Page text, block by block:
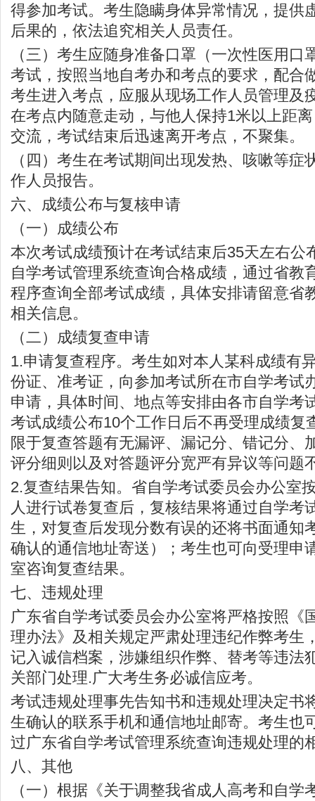
得参加考试。考生隐瞒身体异常情况，提供
后果的，依法追究相关人员责任。
（三）考生应随身准备口罩（一次性医用口
考试，按照当地自考办和考点的要求，配合
考生进入考点，应服从现场工作人员管理及
在考点内随意走动，与他人保持1米以上距
交流，考试结束后迅速离开考点，不聚集。
（四）考生在考试期间出现发热、咳嗽等症
作人员报告。
六、成绩公布与复核申请
（一）成绩公布
本次考试成绩预计在考试结束后35天左右公
自学考试管理系统查询合格成绩，通过省教
程序查询全部考试成绩，具体安排请留意省
相关信息。
（二）成绩复查申请
1.申请复查程序。考生如对本人某科成绩有
份证、准考证，向参加考试所在市自学考试
申请，具体时间、地点等安排由各市自学考
考试成绩公布10个工作日后不再受理成绩复
限于复查答题有无漏评、漏记分、错记分、
评分细则以及对答题评分宽严有异议等问题
2.复查结果告知。省自学考试委员会办公室
人进行试卷复查后，复核结果将通过自学考
生，对复查后发现分数有误的还将书面通知
确认的通信地址寄送）；考生也可向受理申
室咨询复查结果。
七、违规处理
广东省自学考试委员会办公室将严格按照《
理办法》及相关规定严肃处理违纪作弊考生
记入诚信档案，涉嫌组织作弊、替考等违法
关部门处理.广大考生务必诚信应考。
考试违规处理事先告知书和违规处理决定书
生确认的联系手机和通信地址邮寄。考生也
过广东省自学考试管理系统查询违规处理的
八、其他
（一）根据《关于调整我省成人高考和自学